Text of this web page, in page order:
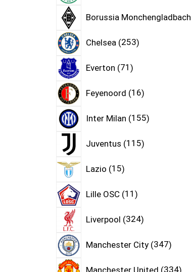
Borussia Monchengladbach
Chelsea 253
Everton 71
Feyenoord 16
Inter Milan 155
Juventus 115
Lazio 15
Lille OSC 11
Liverpool 324
Manchester City 347
Manchester United 334